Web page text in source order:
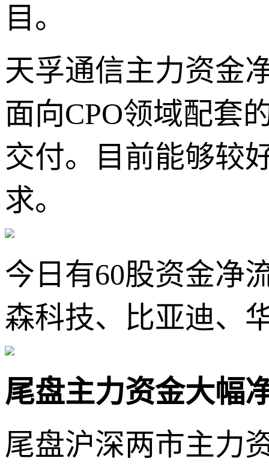
目。
天孚通信主力资金
面向CPO领域配套
交付。目前能够较
求。
今日有60股资金净
森科技、比亚迪、
尾盘主力资金大幅
尾盘沪深两市主力